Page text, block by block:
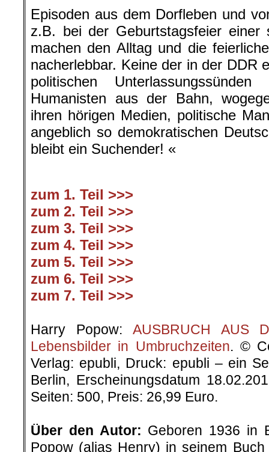
Episoden aus dem Dorfleben und
z.B. bei der Geburtstagsfeier einer
machen den Alltag und die
nacherlebbar. Keine der in der DDR
politischen
Humanisten aus der Bahn,
ihren hörigen Medien, politische
angeblich so demokratischen
bleibt ein Suchender! «
zum 1. Teil >>>
zum 2. Teil >>>
zum 3. Teil >>>
zum 4. Teil >>>
zum 5. Teil >>>
zum 6. Teil >>>
zum 7. Teil >>>
Harry Popow: AUSBRUCH AUS
Lebensbilder in Umbruchzeiten. ©
Verlag: epubli, Druck: epubli – ein
Berlin, Erscheinungsdatum
Seiten: 500, Preis: 26,99 Euro.
Über den Autor: Geboren 1936 in
Popow (alias Henry) in seinem Buch